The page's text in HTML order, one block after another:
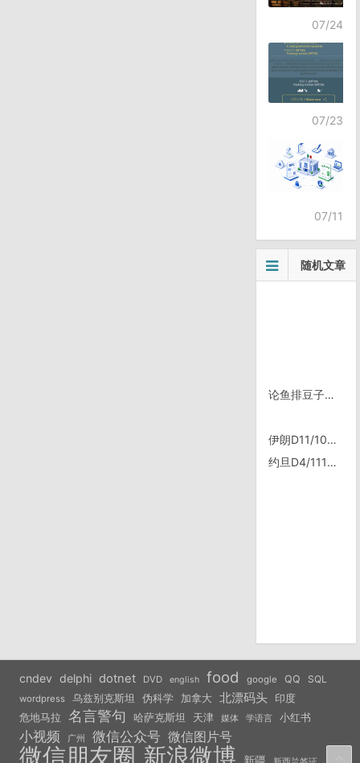
07/24
07/23
07/11
随机文章
论鱼排豆子饭的正确吃法
伊朗D11/1025，伊斯法罕soffe汽车站
约旦D4/1116，转向Madaba
cndev delphi dotnet DVD english food google QQ SQL
wordpress 乌兹别克斯坦 伪科学 加拿大 北漂码头 印度
危地马拉 名言警句 哈萨克斯坦 天津 媒体 学语言 小红书
小视频 广州 微信公众号 微信图片号
微信朋友圈 新浪微博